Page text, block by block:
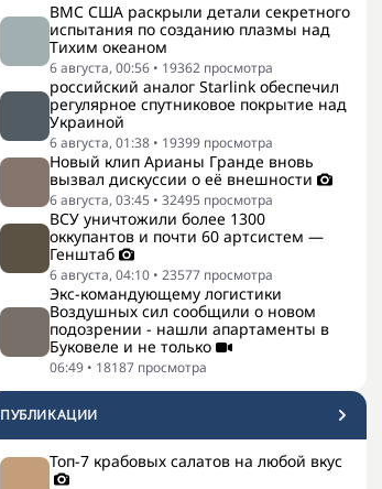
ВМС США раскрыли детали секретного
испытания по созданию плазмы над
Тихим океаном
6 августа, 00:56 • 19362 просмотра
российский аналог Starlink обеспечил
регулярное спутниковое покрытие над
Украиной
6 августа, 01:38 • 19399 просмотра
Новый клип Арианы Гранде вновь
вызвал дискуссии о её внешности
6 августа, 03:45 • 32495 просмотра
ВСУ уничтожили более 1300
оккупантов и почти 60 артсистем —
Генштаб
6 августа, 04:10 • 23577 просмотра
Экс-командующему логистики
Воздушных сил сообщили о новом
подозрении - нашли апартаменты в
Буковеле и не только
06:49 • 18187 просмотра
ПУБЛИКАЦИИ
Топ-7 крабовых салатов на любой вкус